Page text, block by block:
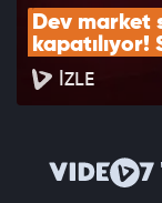
Dev market
İZLE